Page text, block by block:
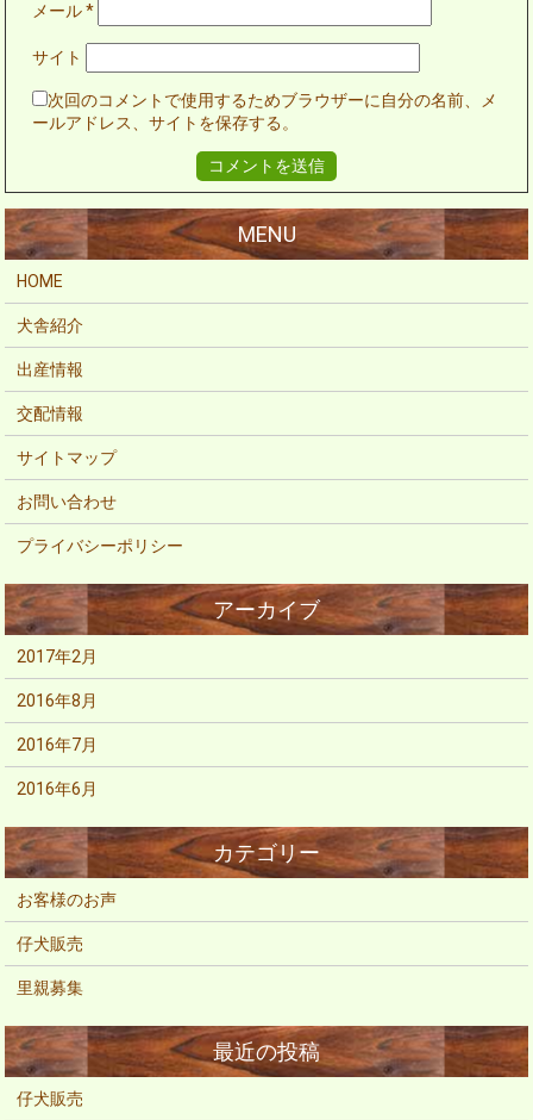
メール*
サイト
次回のコメントで使用するためブラウザーに自分の名前、メ
ールアドレス、サイトを保存する。
HOME
犬舎紹介
出産情報
交配情報
サイトマップ
お問い合わせ
プライバシーポリシー
2017年2月
2016年8月
2016年7月
2016年6月
お客様のお声
仔犬販売
里親募集
仔犬販売